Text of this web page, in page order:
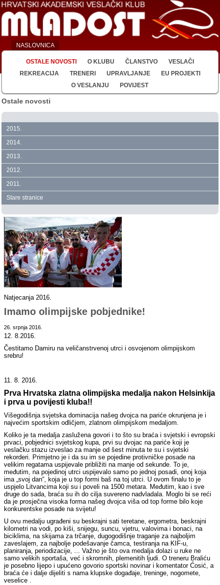
NASLOVNICA
OSTALE NOVOSTI O KLUBU ČLANSTVO
VESLAČI
REKREACIJA
TRENERI UPRAVLJANJE
EU PROJEKTI
O VESLANJU
POVIJEST
Ostale novosti
2015.
2014.
2013.
2012.
2011.
Stare stranice
Natjecanja 2016.
Imamo olimpijske pobjednike!
26. srpnja 2016.
12. 8.2016.
Čestitamo Damiru na veličanstrvenoj utrci i osvojenom olimpijskom
srebru!
11. 8. 2016.
Prva Hrvatska zlatna olimpijska medalja nakon Helsinkija
i prva u povijesti kluba!!
Višegodišnja svjetska dominacija našeg dvojca na pariće okrunjena je i
najvećim sportskim odličjem, zlatnom olimpijskom medaljom.
Koliko je ta medalja zaslužena govori i to što su braća i svjetski i evropski
prvaci, pobjednici svjetskog kupa, prvi su dvojac na pariće koji je
veslačku stazu izveslao za manje od šest minuta te su i svjetski
rekorderi. Primjetno je i da su im se pojedine protivničke posade na
velikim regatama uspijevale približiti na manje od sekunde. To je,
međutim, na pojedinoj utrci uspijevalo samo po jednoj posadi, onoj koja
ima „svoj dan“, koja je u top formi baš na toj utrci. U ovom finalu to je
uspjelo Litvancima koji su i poveli na 1500 metara. Međutim, kao i sve
druge do sada, braća su ih do cilja suvereno nadvladala. Moglo bi se reći
da je prosječna visoka forma našeg dvojca viša od top forme bilo koje
konkurentske posade na svijetu!
U ovu medalju ugrađeni su beskrajni sati teretane, ergometra, beskrajni
kilometri na vodi, po kiši, snijegu, suncu, vjetru, valovima i bonaci, na
biciklima, na skijama za trčanje, dugogodišnje traganje za najboljim
zaveslajem, za najbolje podešavanje čamca, testiranja na KIF-u,
planiranja, periodizacije, ... Važno je što ova medalja dolazi u ruke ne
samo velikih sportaša, već i skromnih, plemenitih ljudi. O treneru Braliću
je posebno lijepo i upućeno govorio sportski novinar i komentator Ćosić, a
braća će i dalje dijeliti s nama klupske događaje, treninge, nogomete,
veselice .